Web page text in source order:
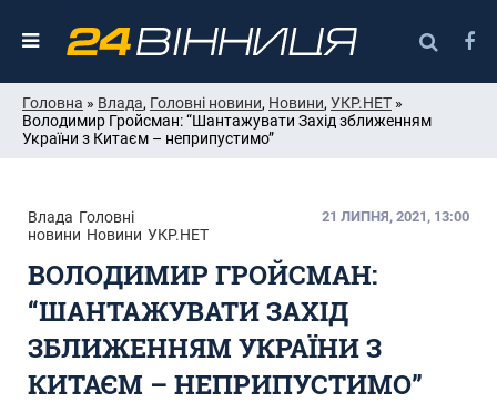
Головна » Влада, Головні новини, Новини, УКР.НЕТ »
Володимир Гройсман: “Шантажувати Захід зближенням
України з Китаєм – неприпустимо”
Влада Головні
новини Новини УКР.НЕТ
21 ЛИПНЯ, 2021, 13:00
ВОЛОДИМИР ГРОЙСМАН:
“ШАНТАЖУВАТИ ЗАХІД
ЗБЛИЖЕННЯМ УКРАЇНИ З
КИТАЄМ – НЕПРИПУСТИМО”